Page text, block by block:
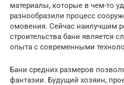
материалы, которые в чем-то
разнообразили процесс
омовения. Сейчас наилучшим
строительства бани является
опыта с современными
Бани средних размеров
фантазии. Будущий хозяин,